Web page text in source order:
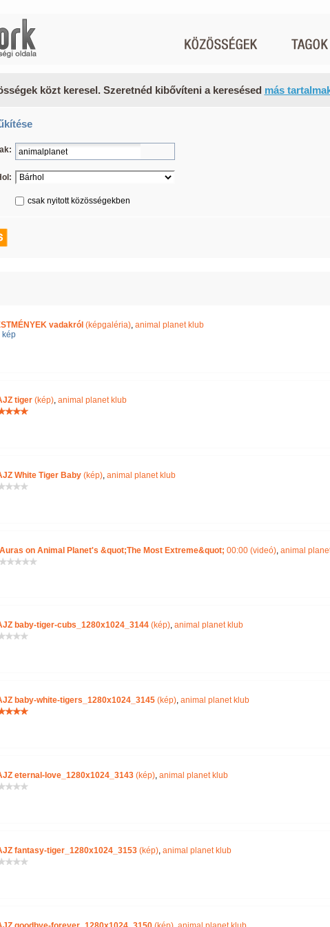
közt keresel. Szeretnéd kibővíteni a keresésed más
csak nyitott közösségekben
vadakról (képgaléria), animal planet klub
kép
tiger(kép), animal planet klub
White Tiger Baby(kép), animal planet klub
Auras on Animal Planet's &quot;The Most Extreme&quot; 00:00 (videó), animal
baby-tiger-cubs_1280x1024_3144(kép), animal planet klub
baby-white-tigers_1280x1024_3145(kép), animal planet klub
eternal-love_1280x1024_3143(kép), animal planet klub
fantasy-tiger_1280x1024_3153(kép), animal planet klub